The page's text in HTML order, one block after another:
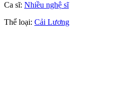
Ca sĩ: Nhiều nghệ sĩ
Thể loại: Cải Lương